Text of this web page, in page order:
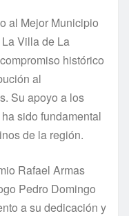
al Mejor Municipio
Villa de La
histórico
al
Su apoyo a los
sido fundamental
de la región.
Rafael Armas
Pedro Domingo
a su dedicación y